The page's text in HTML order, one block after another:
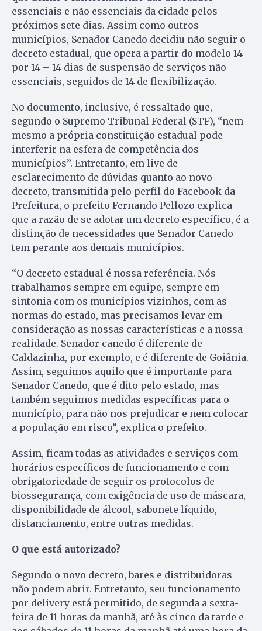
essenciais e não essenciais da cidade pelos
próximos sete dias. Assim como outros
municípios, Senador Canedo decidiu não seguir o
decreto estadual, que opera a partir do modelo 14
por 14 – 14 dias de suspensão de serviços não
essenciais, seguidos de 14 de flexibilização.
No documento, inclusive, é ressaltado que,
segundo o Supremo Tribunal Federal (STF), “nem
mesmo a própria constituição estadual pode
interferir na esfera de competência dos
municípios”. Entretanto, em live de
esclarecimento de dúvidas quanto ao novo
decreto, transmitida pelo perfil do Facebook da
Prefeitura, o prefeito Fernando Pellozo explica
que a razão de se adotar um decreto específico, é a
distinção de necessidades que Senador Canedo
tem perante aos demais municípios.
“O decreto estadual é nossa referência. Nós
trabalhamos sempre em equipe, sempre em
sintonia com os municípios vizinhos, com as
normas do estado, mas precisamos levar em
consideração as nossas características e a nossa
realidade. Senador canedo é diferente de
Caldazinha, por exemplo, e é diferente de Goiânia.
Assim, seguimos aquilo que é importante para
Senador Canedo, que é dito pelo estado, mas
também seguimos medidas específicas para o
município, para não nos prejudicar e nem colocar
a população em risco”, explica o prefeito.
Assim, ficam todas as atividades e serviços com
horários específicos de funcionamento e com
obrigatoriedade de seguir os protocolos de
biossegurança, com exigência de uso de máscara,
disponibilidade de álcool, sabonete líquido,
distanciamento, entre outras medidas.
O que está autorizado?
Segundo o novo decreto, bares e distribuidoras
não podem abrir. Entretanto, seu funcionamento
por delivery está permitido, de segunda a sexta-
feira de 11 horas da manhã, até às cinco da tarde e